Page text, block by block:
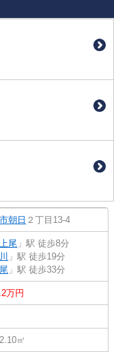
朝日 ２丁目13-4
尾 」駅 徒歩8分
」駅 徒歩19分
」駅 徒歩33分
万円
㎡